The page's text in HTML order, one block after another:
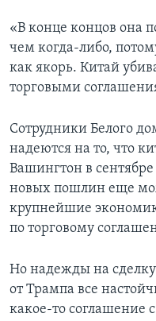
«В конце концов она
чем когда-либо,
как якорь. Китай
торговыми
Сотрудники Белого
надеются на то, что
Вашингтон в
новых пошлин еще
крупнейшие
по торговому
Но надежды на
от Трампа все
какое-то соглашение